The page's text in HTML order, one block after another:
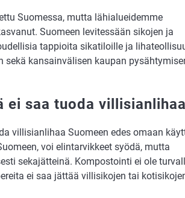
Suomessa, mutta lähialueidemme
Suomeen levitessään sikojen ja
tappioita sikatiloille ja
sekä kansainvälisen kaupan
ei saa tuoda villisianlihaa
villisianlihaa Suomeen edes omaan
voi elintarvikkeet syödä, mutta
sekajätteinä. Kompostointi ei ole
ei saa jättää villisikojen tai